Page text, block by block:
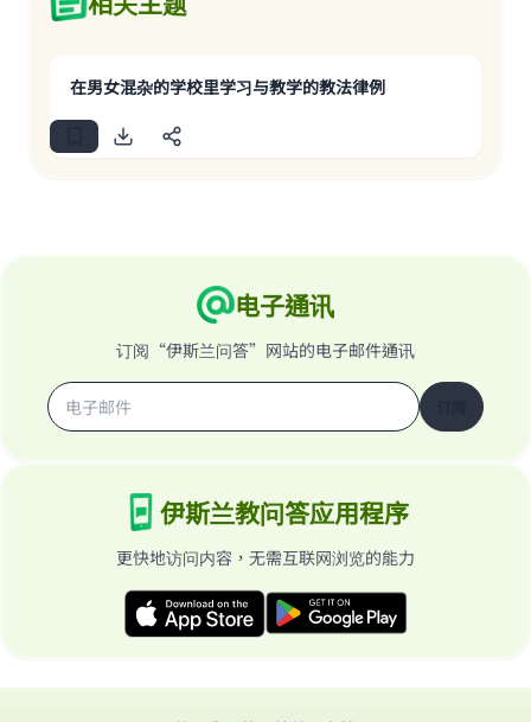
在男女混杂的学校里学习与教学的教法律例
电子通讯
订阅“伊斯兰问答”网站的电子邮件通讯
伊斯兰教问答应用程序
更快地访问内容，无需互联网浏览的能力